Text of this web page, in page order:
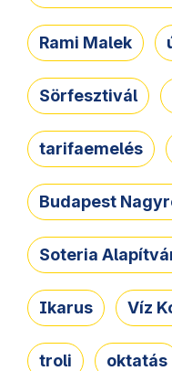
Rami Malek
Sörfesztivál
tarifaemelés
Budapest
Soteria
Ikarus Víz
troli oktatás